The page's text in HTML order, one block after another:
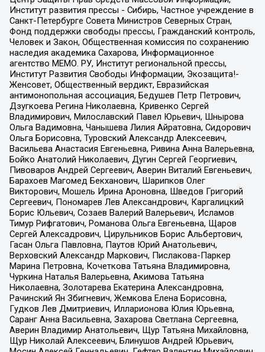
Институт развития прессы - Сибирь, Частное учреждение в
Санкт-Петербурге Совета Министров Северных Стран,
Фонд поддержки свободы прессы, Гражданский контроль,
Человек и Закон, Общественная комиссия по сохранению
наследия академика Сахарова, Информационное
агентство МЕМО. РУ, Институт региональной прессы,
Институт Развития Свободы Информации, Экозащита!-
Женсовет, Общественный вердикт, Евразийская
антимонопольная ассоциация, Бедушев Петр Петрович,
Дзугкоева Регина Николаевна, Кривенко Сергей
Владимирович, Милославский Павел Юрьевич, Шнырова
Ольга Вадимовна, Чанышева Лилия Айратовна, Сидорович
Ольга Борисовна, Туровский Александр Алексеевич,
Васильева Анастасия Евгеньевна, Ривина Анна Валерьевна,
Бойко Анатолий Николаевич, Дугин Сергей Георгиевич,
Пивоваров Андрей Сергеевич, Аверин Виталий Евгеньевич,
Барахоев Магомед Бекханович, Шарипков Олег
Викторович, Мошель Ирина Ароновна, Шведов Григорий
Сергеевич, Пономарев Лев Александрович, Каргалицкий
Борис Юльевич, Созаев Валерий Валерьевич, Исламов
Тимур Рифгатович, Романова Ольга Евгеньевна, Щаров
Сергей Алексадрович, Цирульников Борис Альбертович,
Гасан Ольга Павловна, Паутов Юрий Анатольевич,
Верховский Александр Маркович, Пислакова-Паркер
Марина Петровна, Кочеткова Татьяна Владимировна,
Чуркина Наталья Валерьевна, Акимова Татьяна
Николаевна, Золотарева Екатерина Александровна,
Рачинский Ян Збигневич, Жемкова Елена Борисовна,
Гудков Лев Дмитриевич, Илларионова Юлия Юрьевна,
Саранг Анна Васильевна, Захарова Светлана Сергеевна,
Аверин Владимир Анатольевич, Щур Татьяна Михайловна,
Щур Николай Алексеевич, Блинушов Андрей Юрьевич,